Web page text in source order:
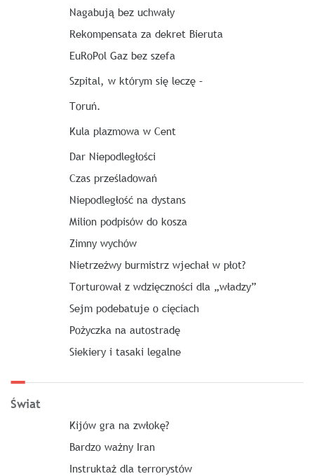
Nagabują bez uchwały
Rekompensata za dekret Bieruta
EuRoPol Gaz bez szefa
Szpital, w którym się leczę –
Toruń.
Kula plazmowa w Cent
Dar Niepodległości
Czas prześladowań
Niepodległość na dystans
Milion podpisów do kosza
Zimny wychów
Nietrzeźwy burmistrz wjechał w płot?
Torturował z wdzięczności dla „władzy”
Sejm podebatuje o cięciach
Pożyczka na autostradę
Siekiery i tasaki legalne
Świat
Kijów gra na zwłokę?
Bardzo ważny Iran
Instruktaż dla terrorystów